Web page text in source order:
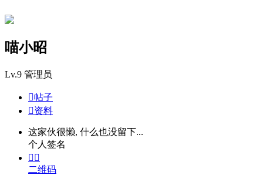
喵小昭
Lv.9 管理员
帖子
资料
这家伙很懒, 什么也没留下...
个人签名
 
二维码